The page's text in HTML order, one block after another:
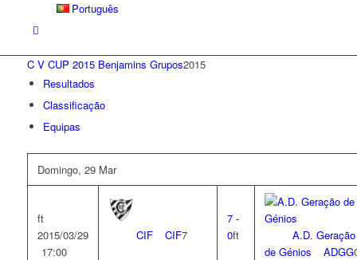
Português
C V CUP 2015 Benjamins Grupos2015
Resultados
Classificação
Equipas
Domingo, 29 Mar
ft
2015/03/29
17:00
CIF CIF7
7-
0ft
A.D. Geração
de Génios
ADGG